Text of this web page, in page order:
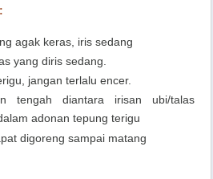
agak keras, iris sedang
yang diris sedang.
jangan terlalu encer.
tengah diantara irisan ubi/talas
adonan tepung terigu
digoreng sampai matang